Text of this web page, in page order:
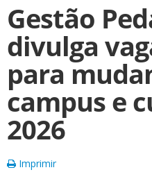
Gestão
divulga
para
campus e
2026
Imprimir